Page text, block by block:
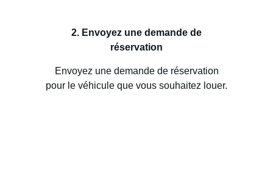
2. Envoyez une demande de
réservation
Envoyez une demande de réservation
pour le véhicule que vous souhaitez louer.